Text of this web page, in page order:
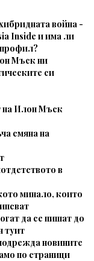
война -
Inside и има ли
Мъск ни
си
на Илон Мъск
смяна на
в
минало, които
да се пишат до
туит
новините
по страници